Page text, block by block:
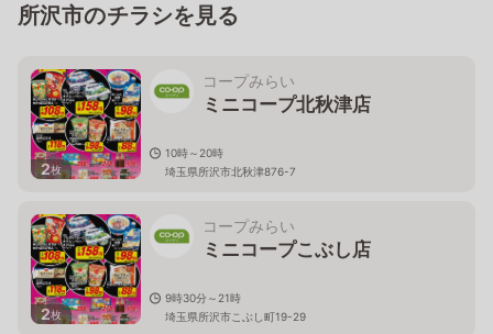
所沢市のチラシを見る
2枚
コープみらい
ミニコープ北秋津店
10時～20時
埼玉県所沢市北秋津876-7
2枚
コープみらい
ミニコープこぶし店
9時30分～21時
埼玉県所沢市こぶし町19-29